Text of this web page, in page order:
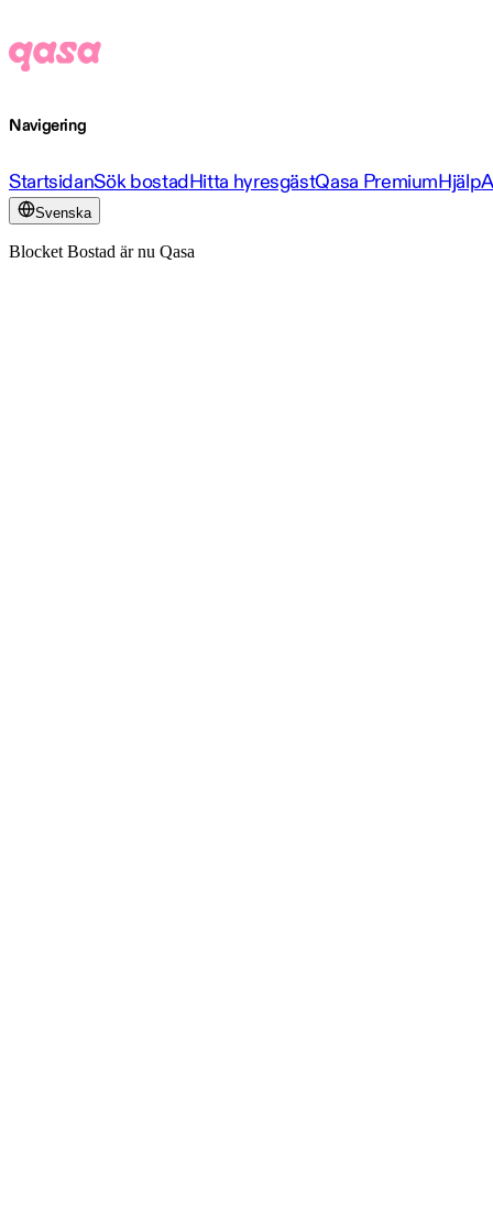
Navigering
StartsidanSök bostadHitta hyresgästQasa PremiumHjälp
Svenska
Blocket Bostad är nu Qasa